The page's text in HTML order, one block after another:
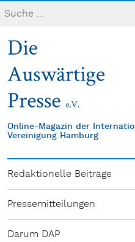
Online-Magazin der
Vereinigung Hamburg
Redaktionelle Beiträge
Pressemitteilungen
Darum DAP